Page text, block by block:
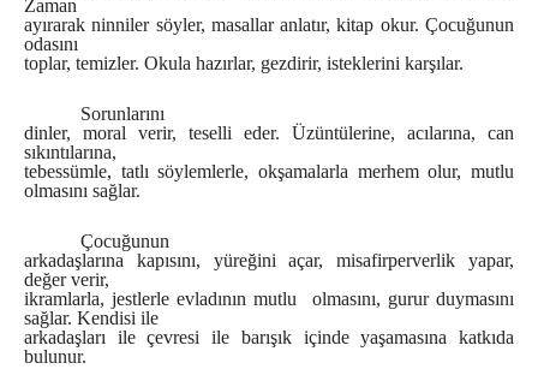
Zaman
ayırarak ninniler söyler, masallar anlatır, kitap okur. Çocuğunun
odasını
toplar, temizler. Okula hazırlar, gezdirir, isteklerini karşılar.
Sorunlarını
dinler, moral verir, teselli eder. Üzüntülerine, acılarına, can
sıkıntılarına,
tebessümle, tatlı söylemlerle, okşamalarla merhem olur, mutlu
olmasını sağlar.
Çocuğunun
arkadaşlarına kapısını, yüreğini açar, misafirperverlik yapar,
değer verir,
ikramlarla, jestlerle evladının mutlu olmasını, gurur duymasını
sağlar. Kendisi ile
arkadaşları ile çevresi ile barışık içinde yaşamasına katkıda
bulunur.